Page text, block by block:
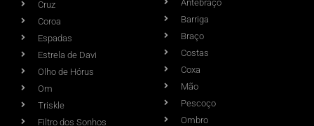
Cruz
Coroa
Espadas
Estrela de Davi
Olho de Hórus
Om
Triskle
Filtro dos Sonhos
Antebraço
Barriga
Braço
Costas
Coxa
Mão
Pescoço
Ombro